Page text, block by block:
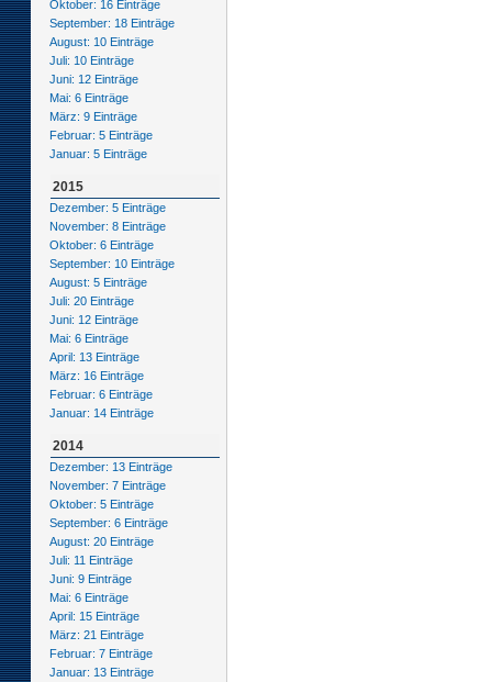
Oktober: 16 Einträge
September: 18 Einträge
August: 10 Einträge
Juli: 10 Einträge
Juni: 12 Einträge
Mai: 6 Einträge
März: 9 Einträge
Februar: 5 Einträge
Januar: 5 Einträge
2015
Dezember: 5 Einträge
November: 8 Einträge
Oktober: 6 Einträge
September: 10 Einträge
August: 5 Einträge
Juli: 20 Einträge
Juni: 12 Einträge
Mai: 6 Einträge
April: 13 Einträge
März: 16 Einträge
Februar: 6 Einträge
Januar: 14 Einträge
2014
Dezember: 13 Einträge
November: 7 Einträge
Oktober: 5 Einträge
September: 6 Einträge
August: 20 Einträge
Juli: 11 Einträge
Juni: 9 Einträge
Mai: 6 Einträge
April: 15 Einträge
März: 21 Einträge
Februar: 7 Einträge
Januar: 13 Einträge